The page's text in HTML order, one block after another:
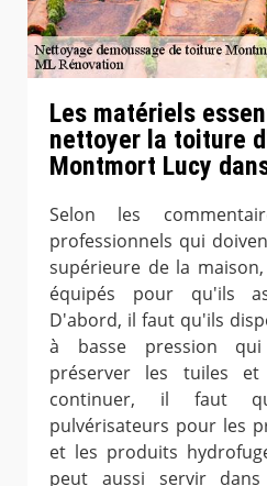
Les matériels
nettoyer la toiture
Montmort Lucy
Selon les
professionnels qui
supérieure de la
équipés pour qu'ils
D'abord, il faut qu'ils
à basse pression
préserver les tuiles
continuer, il faut
pulvérisateurs pour les
et les produits
peut aussi servir